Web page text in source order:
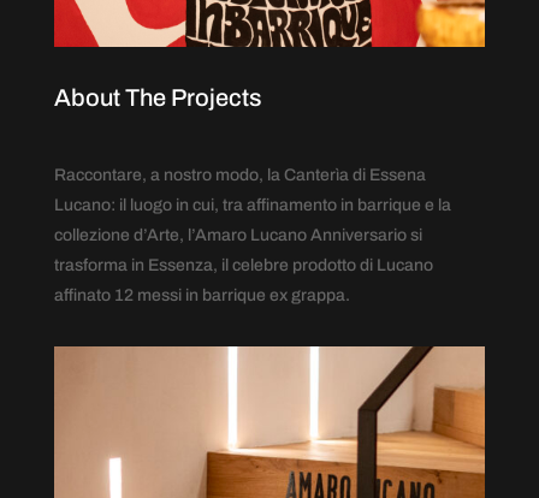
About The Projects
Raccontare, a nostro modo, la Canterìa di Essena
Lucano: il luogo in cui, tra affinamento in barrique e la
collezione d’Arte, l’Amaro Lucano Anniversario si
trasforma in Essenza, il celebre prodotto di Lucano
affinato 12 messi in barrique ex grappa.